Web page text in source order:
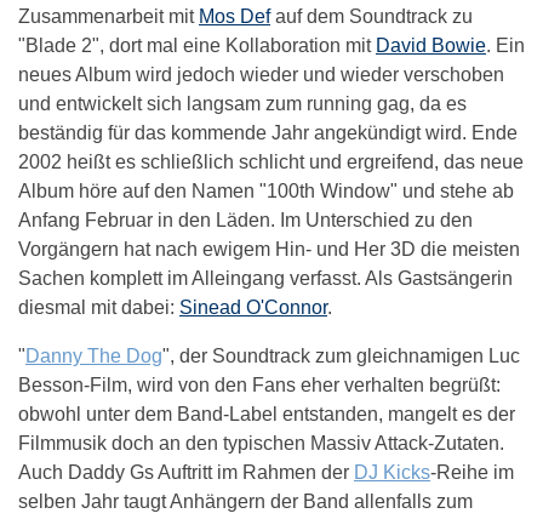
Zusammenarbeit mit Mos Defauf dem Soundtrack zu
"Blade 2", dort mal eine Kollaboration mit David Bowie. Ein
neues Album wird jedoch wieder und wieder verschoben
und entwickelt sich langsam zum running gag, da es
beständig für das kommende Jahr angekündigt wird. Ende
2002 heißt es schließlich schlicht und ergreifend, das neue
Album höre auf den Namen "100th Window" und stehe ab
Anfang Februar in den Läden. Im Unterschied zu den
Vorgängern hat nach ewigem Hin- und Her 3D die meisten
Sachen komplett im Alleingang verfasst. Als Gastsängerin
diesmal mit dabei: Sinead O'Connor.
"Danny The Dog", der Soundtrack zum gleichnamigen Luc
Besson-Film, wird von den Fans eher verhalten begrüßt:
obwohl unter dem Band-Label entstanden, mangelt es der
Filmmusik doch an den typischen Massiv Attack-Zutaten.
Auch Daddy Gs Auftritt im Rahmen der DJ Kicks-Reihe im
selben Jahr taugt Anhängern der Band allenfalls zum